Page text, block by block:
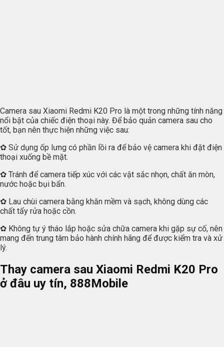
Camera sau Xiaomi Redmi K20 Pro là một trong những tính năng
nổi bật của chiếc điện thoại này. Để bảo quản camera sau cho
tốt, bạn nên thực hiện những việc sau:
✿ Sử dụng ốp lưng có phần lồi ra để bảo vệ camera khi đặt điện
thoại xuống bề mặt.
✿ Tránh để camera tiếp xúc với các vật sắc nhọn, chất ăn mòn,
nước hoặc bụi bẩn.
✿ Lau chùi camera bằng khăn mềm và sạch, không dùng các
chất tẩy rửa hoặc cồn.
✿ Không tự ý tháo lắp hoặc sửa chữa camera khi gặp sự cố, nên
mang đến trung tâm bảo hành chính hãng để được kiểm tra và xử
lý.
Thay camera sau Xiaomi Redmi K20 Pro
ở đâu uy tín, 888Mobile